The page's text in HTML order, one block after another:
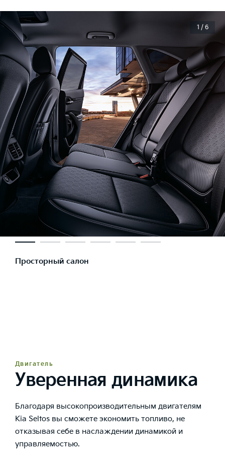
Просторный салон
1 / 6
Двигатель
Уверенная динамика
Благодаря высокопроизводительным двигателям
Kia Seltos вы сможете экономить топливо, не
отказывая себе в наслаждении динамикой и
управляемостью.